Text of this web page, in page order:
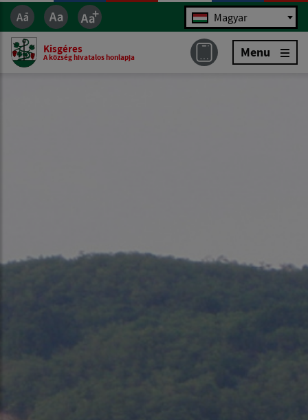
Jazyk Magyar
Kisgéres
A község hivatalos honlapja Menu